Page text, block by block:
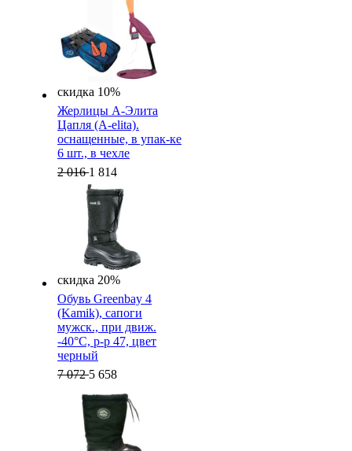
скидка 10%
Жерлицы А-Элита
Цапля (A-elita).
оснащенные, в упак-ке
6 шт., в чехле
2 0161 814
скидка 20%
Обувь Greenbay 4
(Kamik), cапоги
мужск., при движ.
-40°C, р-р 47, цвет
черный
7 0725 658